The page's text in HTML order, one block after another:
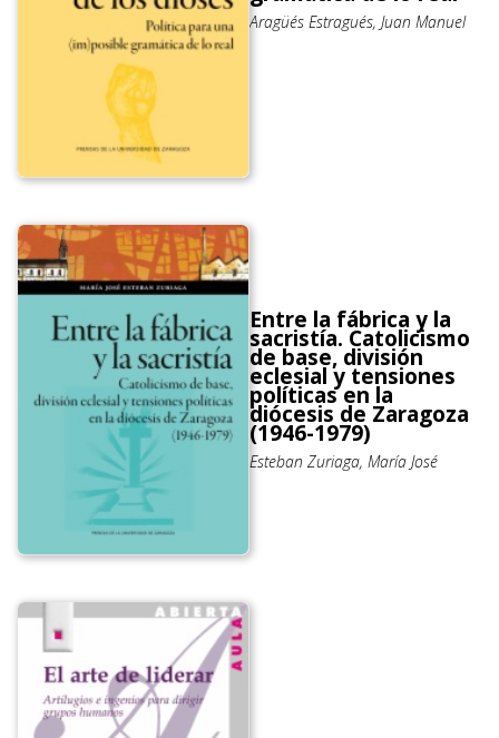
Aragüés Estragués, Juan Manuel
Entre la fábrica y la
sacristía. Catolicismo
de base, división
eclesial y tensiones
políticas en la
diócesis de Zaragoza
(1946-1979)
Esteban Zuriaga, María José